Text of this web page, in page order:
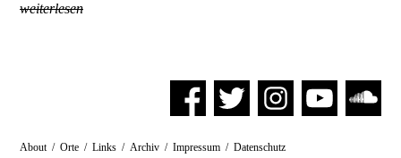
weiterlesen
About / Orte / Links / Archiv / Impressum / Datenschutz